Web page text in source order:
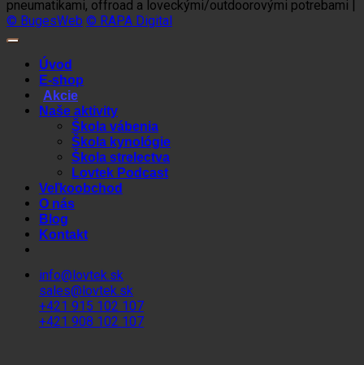
pneumatikami, offroad a loveckými/outdoorovými potrebami |
© BugesWeb © RAPA Digital
Úvod
E-shop
Akcie
Naše aktivity
Škola vábenia
Škola kynológie
Škola strelectva
Lovtek Podcast
Veľkoobchod
O nás
Blog
Kontakt
info@lovtek.sk
sales@lovtek.sk
+421 915 102 107
+421 908 102 107